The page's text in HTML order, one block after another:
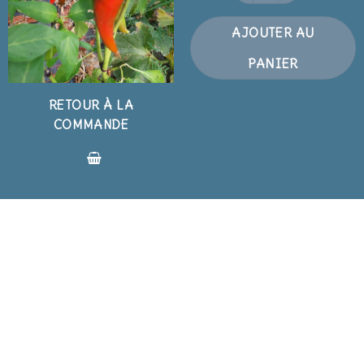
RETOUR À LA
COMMANDE
AJOUTER AU
PANIER